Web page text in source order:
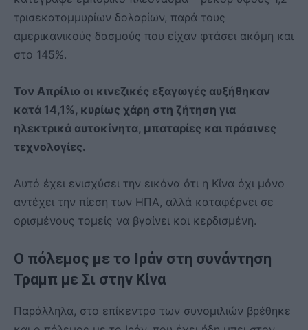
τρισεκατομμυρίων δολαρίων, παρά τους
αμερικανικούς δασμούς που είχαν φτάσει ακόμη και
στο 145%.
Τον Απρίλιο οι κινεζικές εξαγωγές αυξήθηκαν
κατά 14,1%, κυρίως χάρη στη ζήτηση για
ηλεκτρικά αυτοκίνητα, μπαταρίες και πράσινες
τεχνολογίες.
Αυτό έχει ενισχύσει την εικόνα ότι η Κίνα όχι μόνο
αντέχει την πίεση των ΗΠΑ, αλλά καταφέρνει σε
ορισμένους τομείς να βγαίνει και κερδισμένη.
Ο πόλεμος με το Ιράν στη συνάντηση
Τραμπ με Σι στην Κίνα
Παράλληλα, στο επίκεντρο των συνομιλιών βρέθηκε